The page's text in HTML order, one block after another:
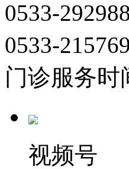
0533-
0533-
门诊服务时
视频号